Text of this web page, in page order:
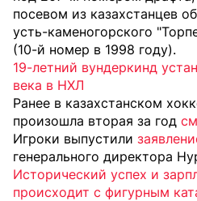
посевом из казахстанцев
усть-каменогорского
(10-й номер в 1998 году).
19-летний вундеркинд
века в НХЛ
Ранее в казахстанском
произошла вторая за год
Игроки выпустили
генерального директора
Исторический успех и
происходит с фигурным